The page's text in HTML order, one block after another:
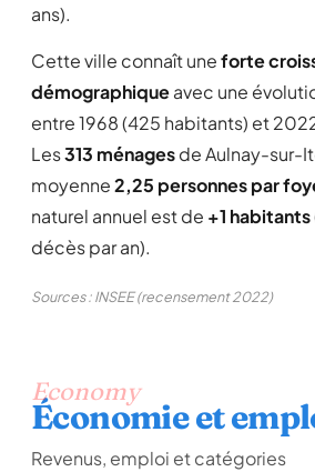
ans).
Cette ville connaît uneforte
démographiqueavec une
entre 1968 (425 habitants) et
Les313 ménagesde Aulnay-sur-
moyenne2,25 personnes par
naturel annuel est de +1 habitants
décès par an).
Sources : INSEE (recensement 2022)
Economy
Économie et
Revenus, emploi et catégories